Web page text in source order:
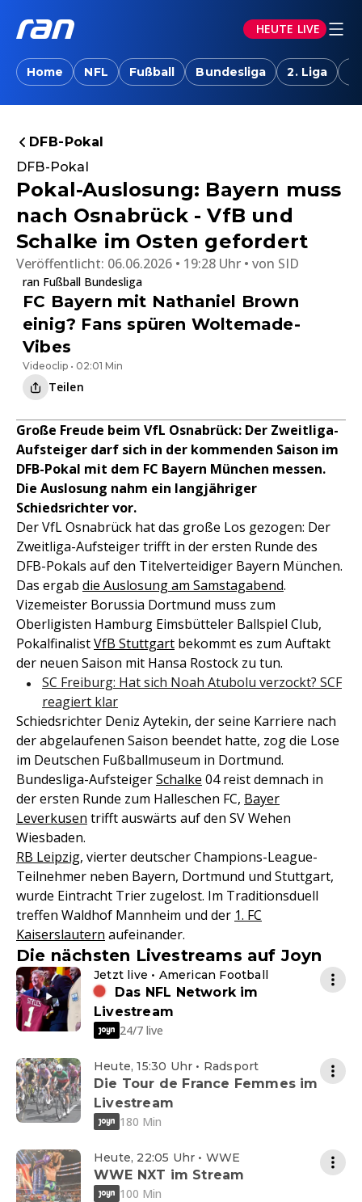
HEUTE LIVE
Home NFL Fußball Bundesliga 2. Liga
DFB-Pokal
DFB-Pokal
Pokal-Auslosung: Bayern muss
nach Osnabrück - VfB und
Schalke im Osten gefordert
Veröffentlicht: 06.06.2026 • 19:28 Uhr von SID
ran Fußball Bundesliga
FC Bayern mit Nathaniel Brown
einig? Fans spüren Woltemade-
Vibes
Videoclip • 02:01 Min
Teilen
Große Freude beim VfL Osnabrück: Der Zweitliga-
Aufsteiger darf sich in der kommenden Saison im
DFB-Pokal mit dem FC Bayern München messen.
Die Auslosung nahm ein langjähriger
Schiedsrichter vor.
Der VfL Osnabrück hat das große Los gezogen: Der
Zweitliga-Aufsteiger trifft in der ersten Runde des
DFB-Pokals auf den Titelverteidiger Bayern München.
Das ergab die Auslosung am Samstagabend.
Vizemeister Borussia Dortmund muss zum
Oberligisten Hamburg Eimsbütteler Ballspiel Club,
PokalfinalistVfB Stuttgart bekommt es zum Auftakt
der neuen Saison mit Hansa Rostock zu tun.
SC Freiburg: Hat sich Noah Atubolu verzockt? SCF
reagiert klar
Schiedsrichter Deniz Aytekin, der seine Karriere nach
der abgelaufenen Saison beendet hatte, zog die Lose
im Deutschen Fußballmuseum in Dortmund.
Bundesliga-AufsteigerSchalke 04 reist demnach in
der ersten Runde zum Halleschen FC, Bayer
Leverkusen trifft auswärts auf den SV Wehen
Wiesbaden.
RB Leipzig, vierter deutscher Champions-League-
Teilnehmer neben Bayern, Dortmund und Stuttgart,
wurde Eintracht Trier zugelost. Im Traditionsduell
treffen Waldhof Mannheim und der 1. FC
Kaiserslautern aufeinander.
Die nächsten Livestreams auf Joyn
Jetzt live • American Football
Das NFL Network im
Livestream
24/7 live
Heute, 15:30 Uhr • Radsport
Die Tour de France Femmes im
Livestream
180 Min
Heute, 22:05 Uhr • WWE
WWE NXT im Stream
100 Min